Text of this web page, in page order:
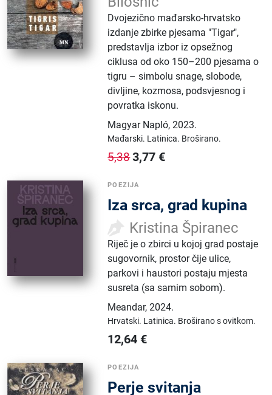
Dvojezično mađarsko-hrvatsko
izdanje zbirke pjesama "Tigar",
predstavlja izbor iz opsežnog
ciklusa od oko 150–200 pjesama o
tigru – simbolu snage, slobode,
divljine, kozmosa, podsvjesnog i
povratka iskonu.
Magyar Napló,2023.
Mađarski. Latinica. Broširano.
5,383,77 €
POEZIJA
Iza srca, grad kupina
Kristina Špiranec
Riječ je o zbirci u kojoj grad postaje
sugovornik, prostor čije ulice,
parkovi i haustori postaju mjesta
susreta (sa samim sobom).
Meandar,2024.
Hrvatski. Latinica. Broširano s ovitkom.
12,64 €
POEZIJA
Perje svitanja